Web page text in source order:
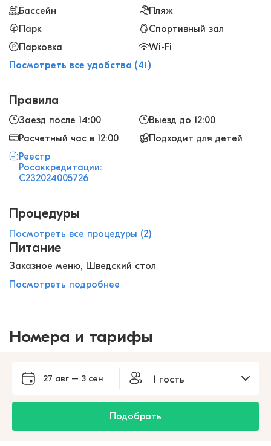
Бассейн
Пляж
Парк
Спортивный зал
Парковка
Wi-Fi
Посмотреть все удобства (41)
Правила
Заезд после 14:00
Выезд до 12:00
Расчетный час в 12:00
Подходит для детей
Реестр
Росаккредитации:
С232024005726
Процедуры
Посмотреть все процедуры (2)
Питание
Заказное меню, Шведский стол
Посмотреть подробнее
Номера и тарифы
27 авг – 3 сен 1 гость
Подобрать